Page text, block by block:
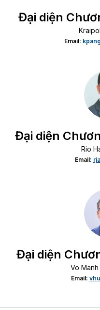
Đại diện
Email:
Đại diện
Rio
Email:
Đại diện
Vo
Email: